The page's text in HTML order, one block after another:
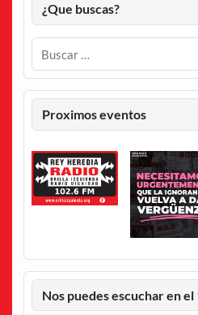
¿Que buscas?
Proximos eventos
Nos puedes escuchar en